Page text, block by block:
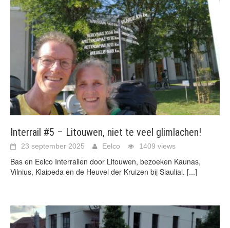
Interrail #5 – Litouwen, niet te veel glimlachen!
23 september 2025 Eelco 1409 views
Bas en Eelco Interrailen door Litouwen, bezoeken Kaunas,
Vilnius, Klaipeda en de Heuvel der Kruizen bij Siauliai. [...]